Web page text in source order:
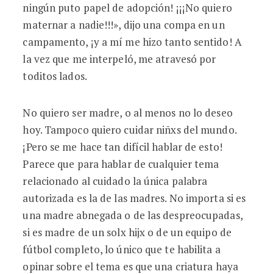
ningún puto papel de adopción! ¡¡¡No quiero
maternar a nadie!!!», dijo una compa en un
campamento, ¡y a mí me hizo tanto sentido! A
la vez que me interpeló, me atravesó por
toditos lados.
No quiero ser madre, o al menos no lo deseo
hoy. Tampoco quiero cuidar niñxs del mundo.
¡Pero se me hace tan difícil hablar de esto!
Parece que para hablar de cualquier tema
relacionado al cuidado la única palabra
autorizada es la de las madres. No importa si es
una madre abnegada o de las despreocupadas,
si es madre de un solx hijx o de un equipo de
fútbol completo, lo único que te habilita a
opinar sobre el tema es que una criatura haya